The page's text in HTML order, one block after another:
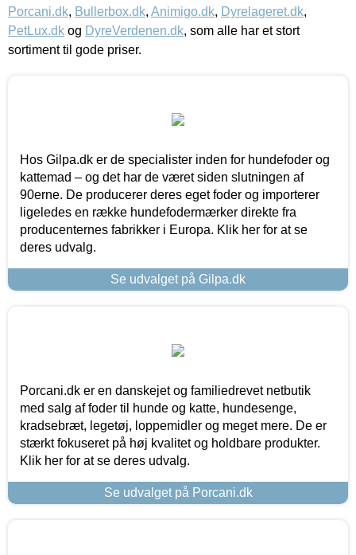
Porcani.dk, Bullerbox.dk, Animigo.dk, Dyrelageret.dk,
PetLux.dk og DyreVerdenen.dk, som alle har et stort
sortiment til gode priser.
Hos Gilpa.dk er de specialister inden for hundefoder og
kattemad – og det har de været siden slutningen af
90erne. De producerer deres eget foder og importerer
ligeledes en række hundefodermærker direkte fra
producenternes fabrikker i Europa. Klik her for at se
deres udvalg.
Se udvalget på Gilpa.dk
Porcani.dk er en danskejet og familiedrevet netbutik
med salg af foder til hunde og katte, hundesenge,
kradsebræt, legetøj, loppemidler og meget mere. De er
stærkt fokuseret på høj kvalitet og holdbare produkter.
Klik her for at se deres udvalg.
Se udvalget på Porcani.dk